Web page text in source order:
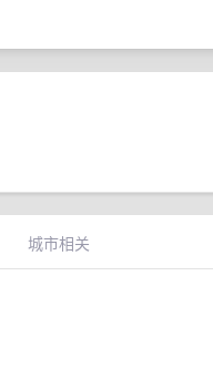
城市相关